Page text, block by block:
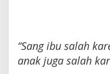
“Sang ibu salah
anak juga salah